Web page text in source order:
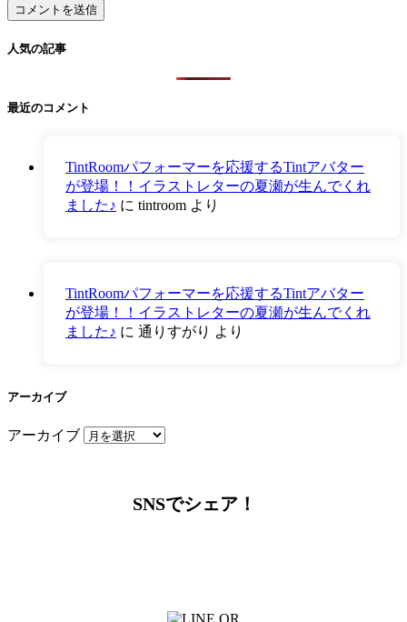
人気の記事
最近のコメント
TintRoomパフォーマーを応援するTintアバター
が登場！！イラストレターの夏瀬が生んでくれ
ました♪ に tintroom より
TintRoomパフォーマーを応援するTintアバター
が登場！！イラストレターの夏瀬が生んでくれ
ました♪ に 通りすがり より
アーカイブ
アーカイブ
SNSでシェア！